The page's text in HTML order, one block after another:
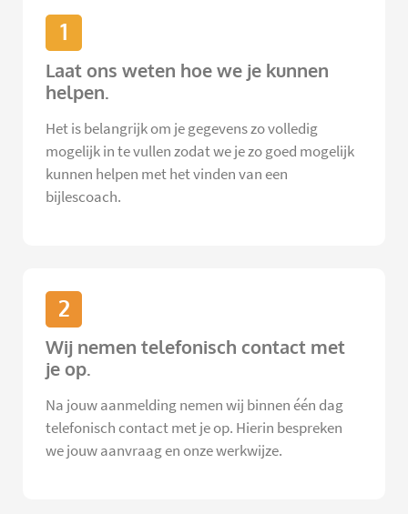
1
Laat ons weten hoe we je kunnen
helpen.
Het is belangrijk om je gegevens zo volledig
mogelijk in te vullen zodat we je zo goed mogelijk
kunnen helpen met het vinden van een
bijlescoach.
2
Wij nemen telefonisch contact met
je op.
Na jouw aanmelding nemen wij binnen één dag
telefonisch contact met je op. Hierin bespreken
we jouw aanvraag en onze werkwijze.